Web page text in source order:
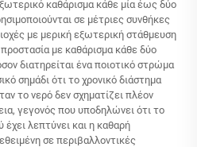
καθάρισμα κάθε μία έως δύο
σε μέτριες συνθήκες
με μερική εξωτερική στάθμευση
με καθάρισμα κάθε δύο
διατηρείται ένα ποιοτικό στρώμα
σημάδι ότι το χρονικό διάστημα
το νερό δεν σχηματίζει πλέον
γεγονός που υποδηλώνει ότι το
λεπτύνει και η καθαρή
σε περιβαλλοντικές